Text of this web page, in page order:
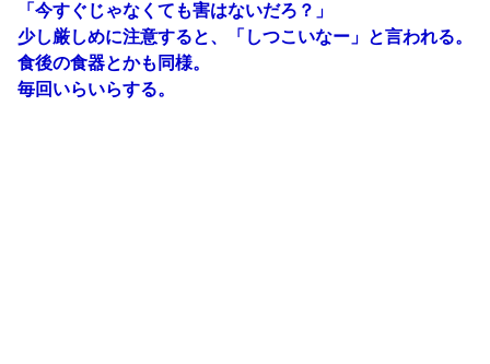
「今すぐじゃなくても害はないだろ？」
少し厳しめに注意すると、「しつこいなー」と言われる。
食後の食器とかも同様。
毎回いらいらする。